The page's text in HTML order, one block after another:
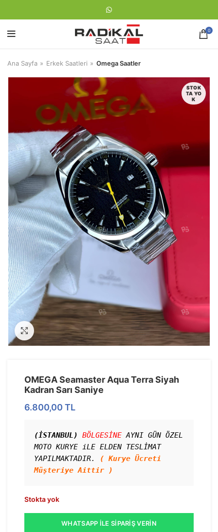
0
Ana Sayfa Erkek Saatleri Omega Saatler
STOK
TA YO
K
Görseli Büyütün
OMEGA Seamaster Aqua Terra Siyah
Kadran Sarı Saniye
6.800,00 TL
(İSTANBUL) BÖLGESİNE AYNI GÜN ÖZEL
MOTO KURYE iLE ELDEN TESLİMAT
YAPILMAKTADIR.
( Kurye Ücreti
Müşteriye Aittir )
Stokta yok
WHATSAPP İLE SIPARIŞ VERIN